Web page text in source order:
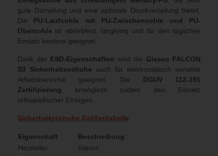
gute Dämpfung und eine optimale Druckverteilung bietet.
Die PU-Laufsohle mit PU-Zwischensohle und PU-
Obersohle ist abriebfest, langlebig und für den täglichen
Einsatz bestens geeignet.
Dank der ESD-Eigenschaften sind die Giasco FALCON
S3 Sicherheitsschuhe auch für elektrostatisch sensible
Arbeitsbereiche geeignet. Die DGUV 112-191
Zertifizierung
ermöglicht zudem den Einsatz
orthopädischer Einlagen.
Sicherheitsschuhe Größentabelle
Eigenschaft
Beschreibung
Hersteller
Giasco